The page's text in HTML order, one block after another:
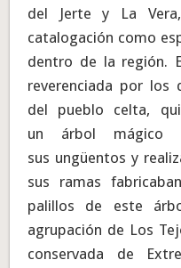
del Jerte y La
catalogación como
dentro de la región.
reverenciada por los
del pueblo celta,
un árbol mágico
sus ungüentos y
sus ramas
palillos de este
agrupación de Los
conservada de